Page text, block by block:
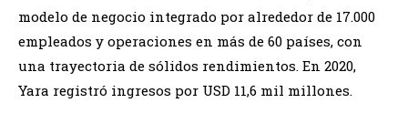
modelo de negocio integrado por alrededor de 17.000
empleados y operaciones en más de 60 países, con
una trayectoria de sólidos rendimientos. En 2020,
Yara registró ingresos por USD 11,6 mil millones.